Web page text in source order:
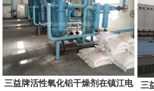
三益牌活性氧化铝干燥剂在镇江电
三